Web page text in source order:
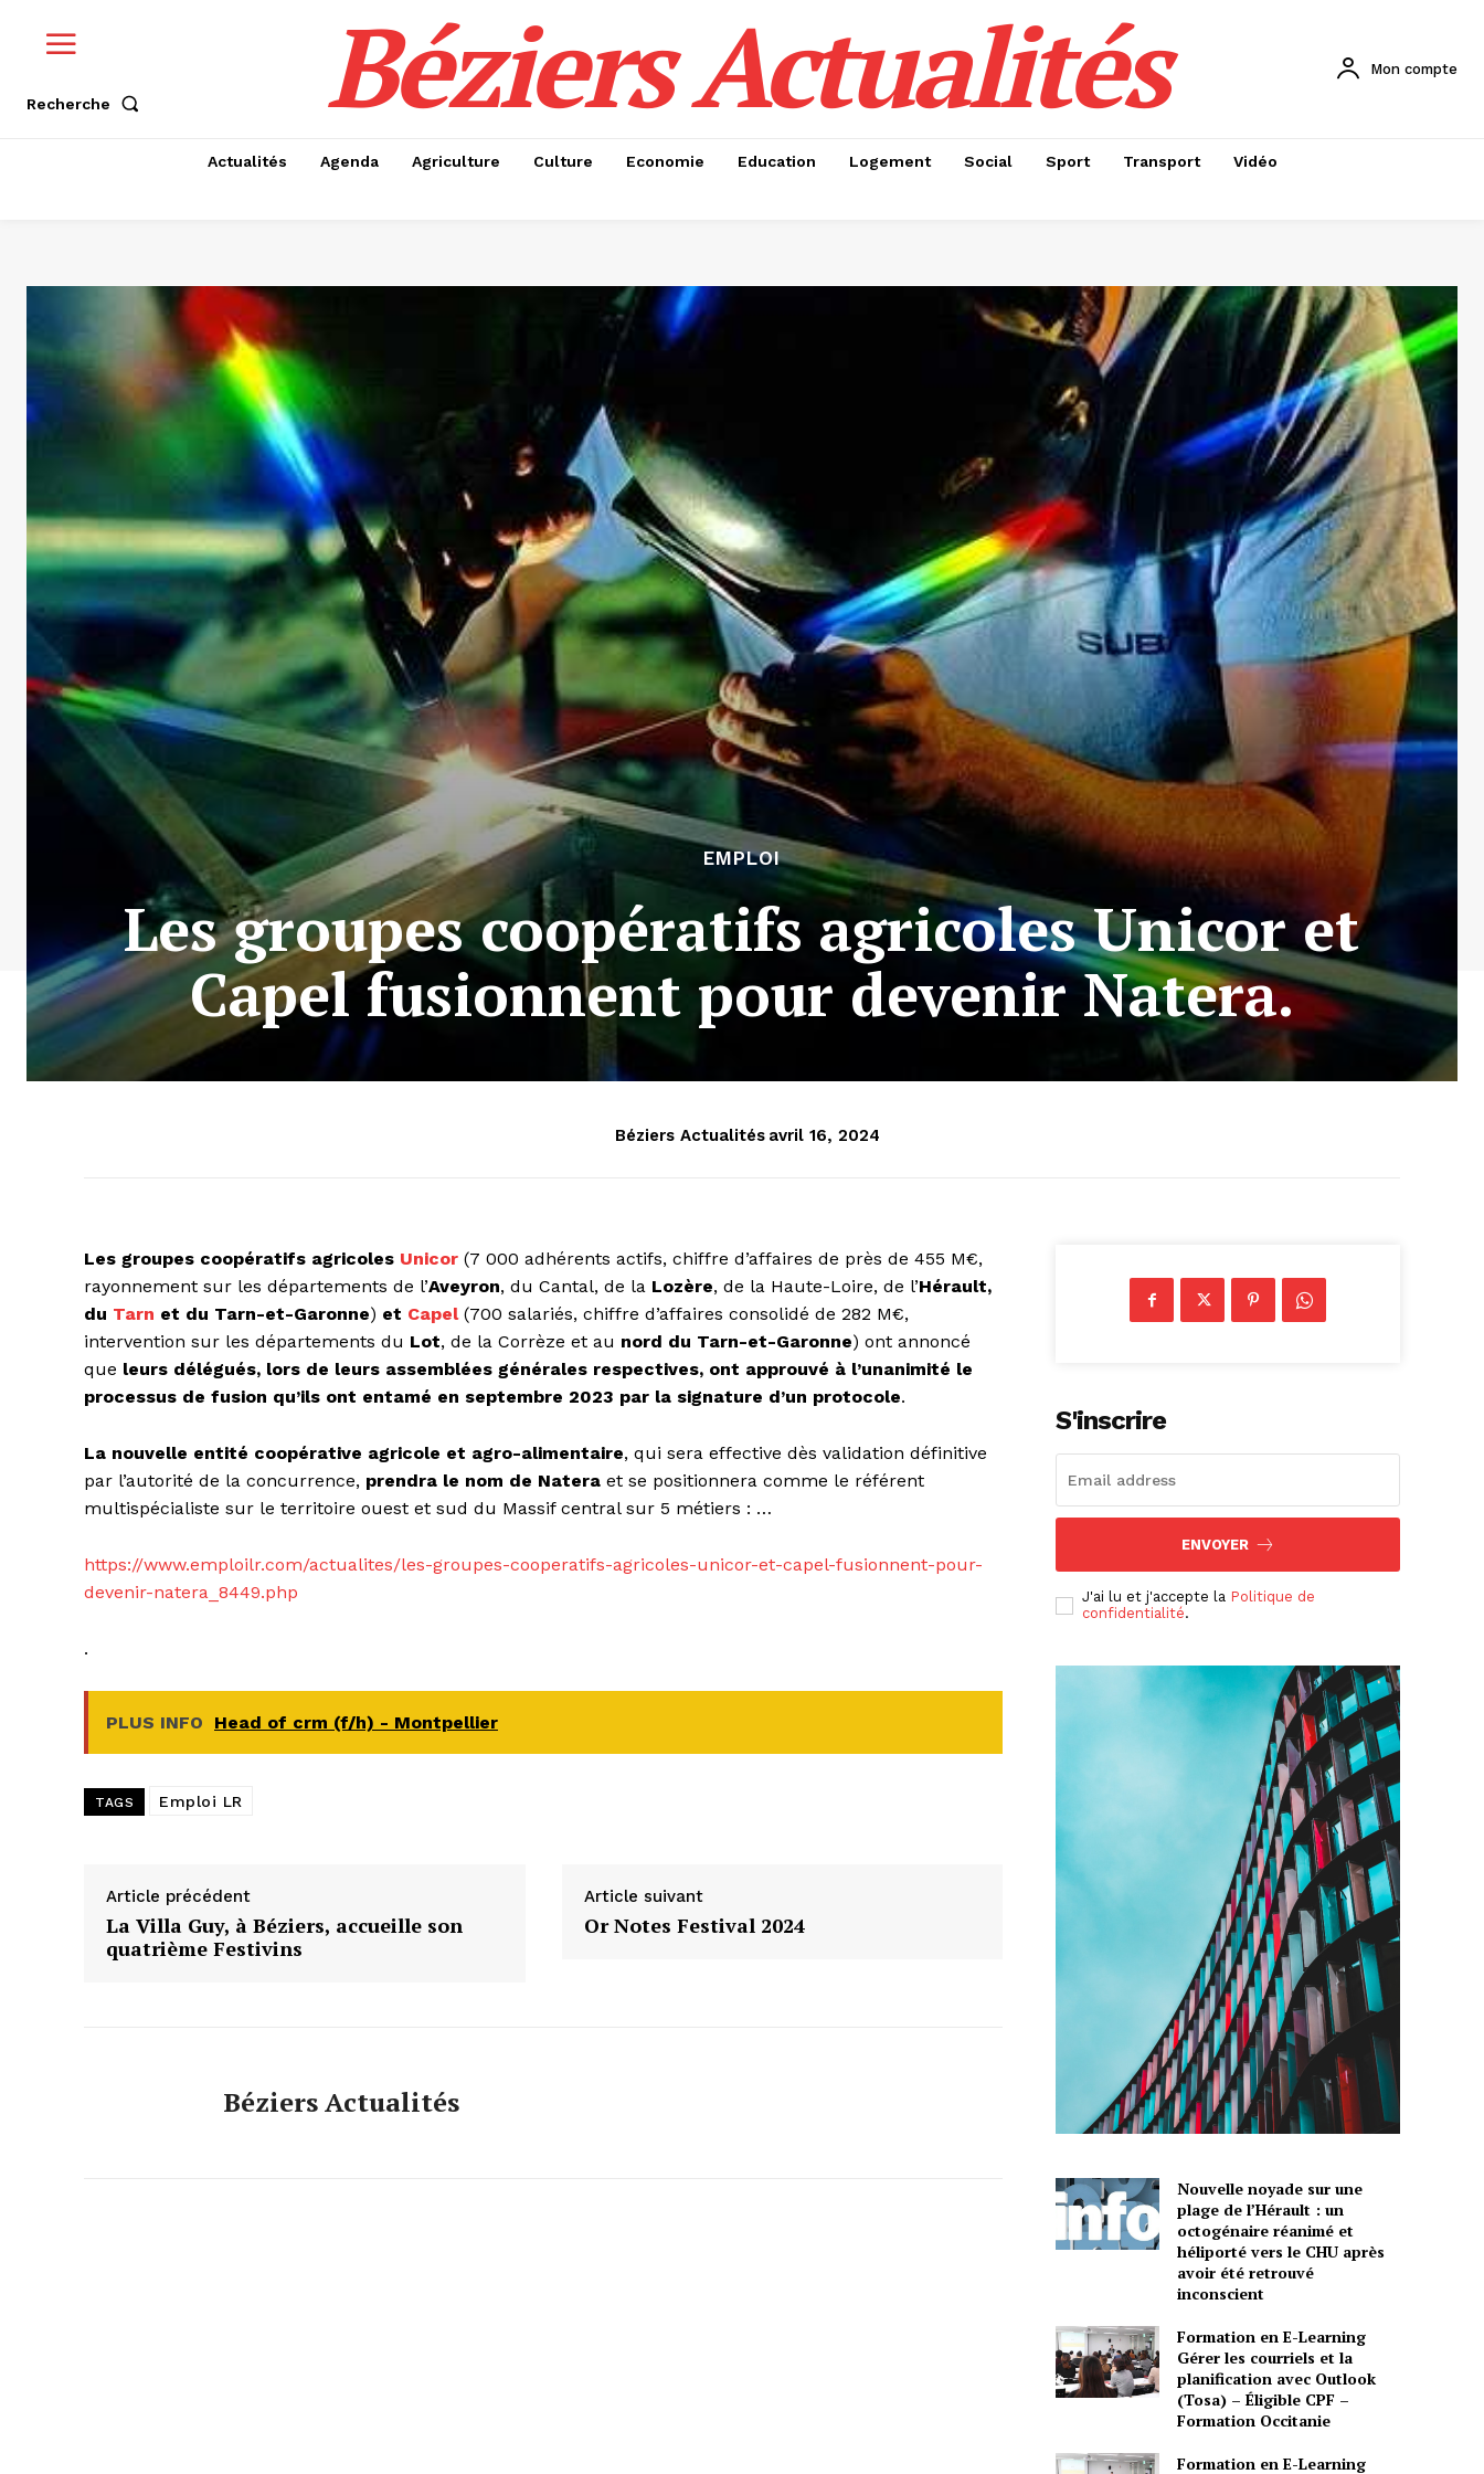
Recherche Béziers Actualités Mon compte
Actualités Agenda Agriculture Culture Economie Education Logement Social Sport Transport Vidéo
EMPLOI
Les groupes coopératifs agricoles Unicor et
Capel fusionnent pour devenir Natera.
Béziers Actualités avril 16, 2024
Les groupes coopératifs agricoles Unicor (7 000 adhérents actifs, chiffre d’affaires de près de 455 M€,
rayonnement sur les départements de l’Aveyron, du Cantal, de la Lozère, de la Haute-Loire, de l’Hérault,
du Tarn et du Tarn-et-Garonne) et Capel (700 salariés, chiffre d’affaires consolidé de 282 M€,
intervention sur les départements du Lot, de la Corrèze et au nord du Tarn-et-Garonne) ont annoncé
que leurs délégués, lors de leurs assemblées générales respectives, ont approuvé à l’unanimité le
processus de fusion qu’ils ont entamé en septembre 2023 par la signature d’un protocole.
La nouvelle entité coopérative agricole et agro-alimentaire, qui sera effective dès validation définitive
par l’autorité de la concurrence, prendra le nom de Natera et se positionnera comme le référent
multispécialiste sur le territoire ouest et sud du Massif central sur 5 métiers : …
https://www.emploilr.com/actualites/les-groupes-cooperatifs-agricoles-unicor-et-capel-fusionnent-pour-
devenir-natera_8449.php
.
PLUS INFO Head of crm (f/h) - Montpellier
TAGS Emploi LR
Article précédent
La Villa Guy, à Béziers, accueille son
quatrième Festivins
Article suivant
Or Notes Festival 2024
Béziers Actualités
S'inscrire
ENVOYER
J'ai lu et j'accepte la Politique de
confidentialité.
Nouvelle noyade sur une
plage de l’Hérault : un
octogénaire réanimé et
héliporté vers le CHU après
avoir été retrouvé
inconscient
Formation en E-Learning
Gérer les courriels et la
planification avec Outlook
(Tosa) – Éligible CPF –
Formation Occitanie
Formation en E-Learning